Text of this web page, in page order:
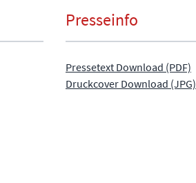
Presseinfo
Pressetext Download (PDF)
Druckcover Download (JPG)